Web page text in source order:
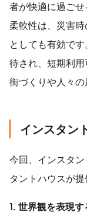
者が快適に過ご
柔軟性は、災害
としても有効で
待され、短期利
街づくりや人々の
インスタン
今回、インスタ
タントハウスが
1. 世界観を表現